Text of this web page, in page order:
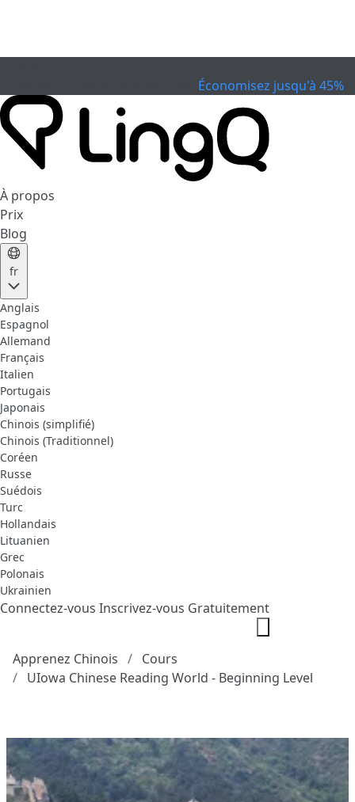
Économisez jusqu'à 45%
À propos
Prix
Blog
fr
Anglais
Espagnol
Allemand
Français
Italien
Portugais
Japonais
Chinois (simplifié)
Chinois (Traditionnel)
Coréen
Russe
Suédois
Turc
Hollandais
Lituanien
Grec
Polonais
Ukrainien
Connectez-vous Inscrivez-vous Gratuitement
Apprenez Chinois
Cours
UIowa Chinese Reading World - Beginning Level